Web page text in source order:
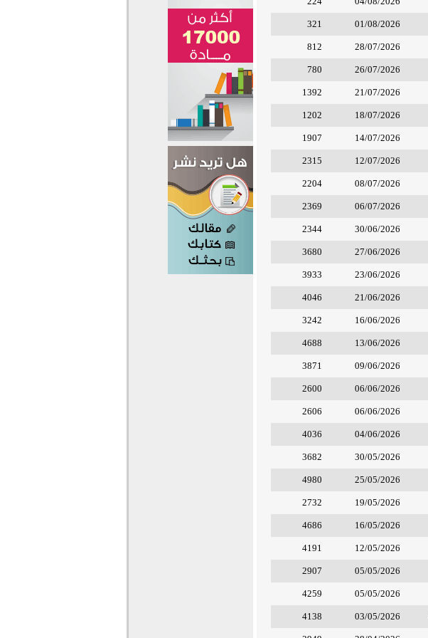
01/08/2026
321
28/07/2026
812
26/07/2026
780
21/07/2026
1392
18/07/2026
1202
14/07/2026
1907
12/07/2026
2315
08/07/2026
2204
06/07/2026
2369
30/06/2026
2344
27/06/2026
3680
23/06/2026
3933
21/06/2026
4046
16/06/2026
3242
13/06/2026
4688
09/06/2026
3871
06/06/2026
2600
06/06/2026
2606
04/06/2026
4036
30/05/2026
3682
25/05/2026
4980
19/05/2026
2732
16/05/2026
4686
12/05/2026
4191
05/05/2026
2907
05/05/2026
4259
03/05/2026
4138